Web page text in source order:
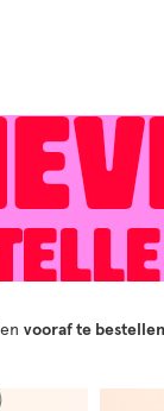
vooraf te